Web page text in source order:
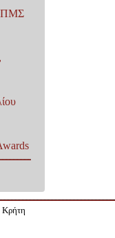
ΠΜΣ
Κρήτη